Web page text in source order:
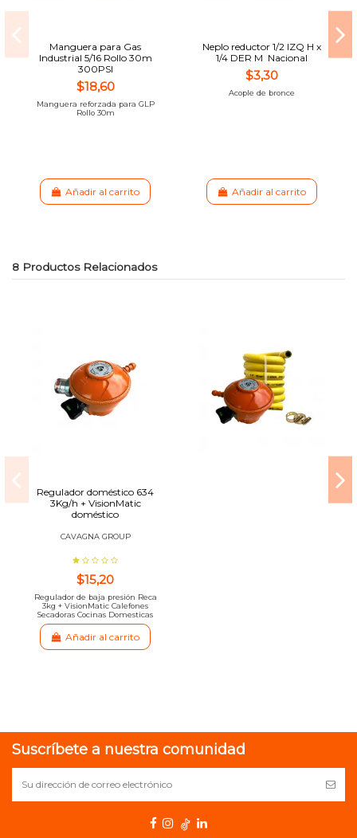
Manguera para Gas
Industrial 5/16 Rollo 30m
300PSI
$18,60
Manguera reforzada para GLP
Rollo 30m
Añadir al carrito
Neplo reductor 1/2 IZQ H x
1/4 DER M Nacional
$3,30
Acople de bronce
Añadir al carrito
8 Productos Relacionados
Regulador doméstico 634
3Kg/h + VisionMatic
doméstico
CAVAGNA GROUP
$15,20
Regulador de baja presión Reca
3kg + VisionMatic Calefones
Secadoras Cocinas Domesticas
Añadir al carrito
Suscríbete a nuestra comunidad